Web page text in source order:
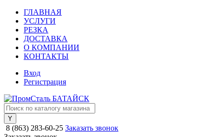
ГЛАВНАЯ
УСЛУГИ
РЕЗКА
ДОСТАВКА
О КОМПАНИИ
КОНТАКТЫ
Вход
Регистрация
8 (863) 283-60-25 Заказать звонок